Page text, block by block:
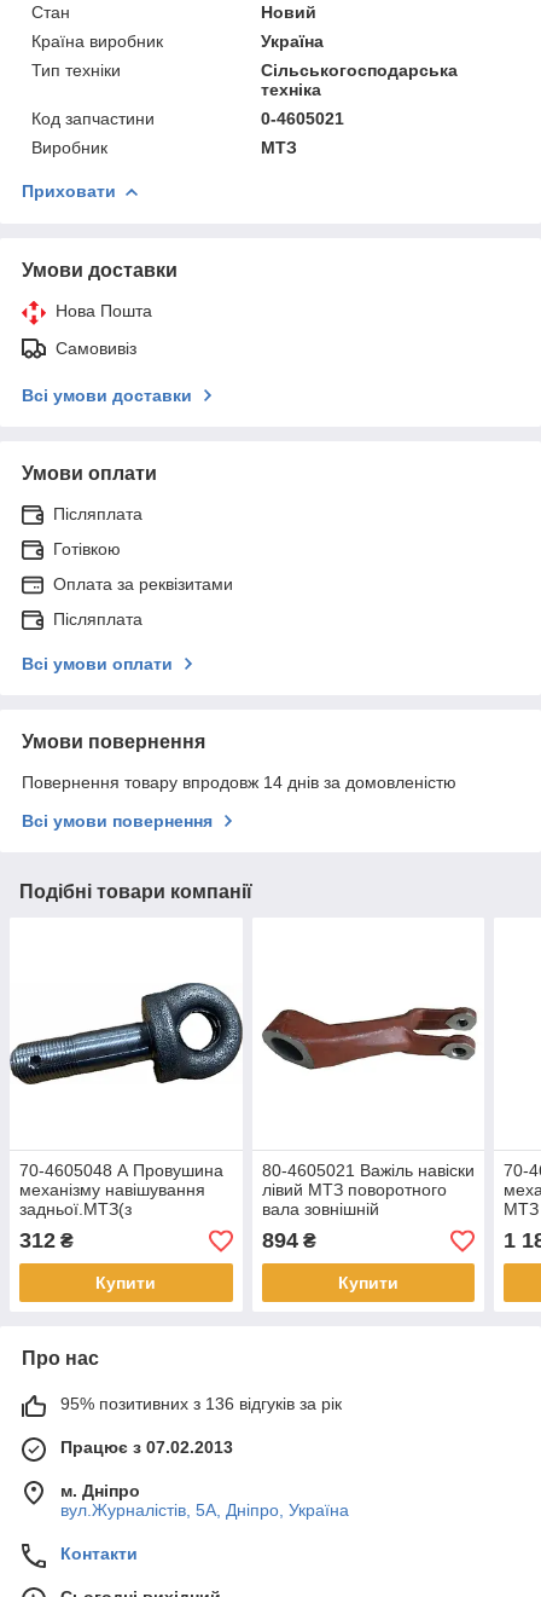
Стан
Новий
Країна виробник
Україна
Тип техніки
Сільськогосподарська
техніка
Код запчастини
0-4605021
Виробник
МТЗ
Приховати
Умови доставки
Нова Пошта
Самовивіз
Всі умови доставки
Умови оплати
Післяплата
Готівкою
Оплата за реквізитами
Післяплата
Всі умови оплати
Умови повернення
Повернення товару впродовж 14 днів за домовленістю
Всі умови повернення
Подібні товари компанії
70-4605048 А Провушина
механізму навішування
задньої.МТЗ(з
різьбленням)(пр-во
Україна)
312 ₴
Купити
80-4605021 Важіль навіски
лівий МТЗ поворотного
вала зовнішній
(STARPARTS)
894₴
Купити
70-
МТЗ
1
Про нас
95% позитивних з 136 відгуків за рік
Працює з 07.02.2013
м. Дніпро
вул.Журналістів, 5А, Дніпро, Україна
Контакти